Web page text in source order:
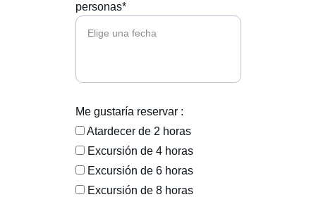
personas*
Me gustaría reservar :
Atardecer de 2 horas
Excursión de 4 horas
Excursión de 6 horas
Excursión de 8 horas